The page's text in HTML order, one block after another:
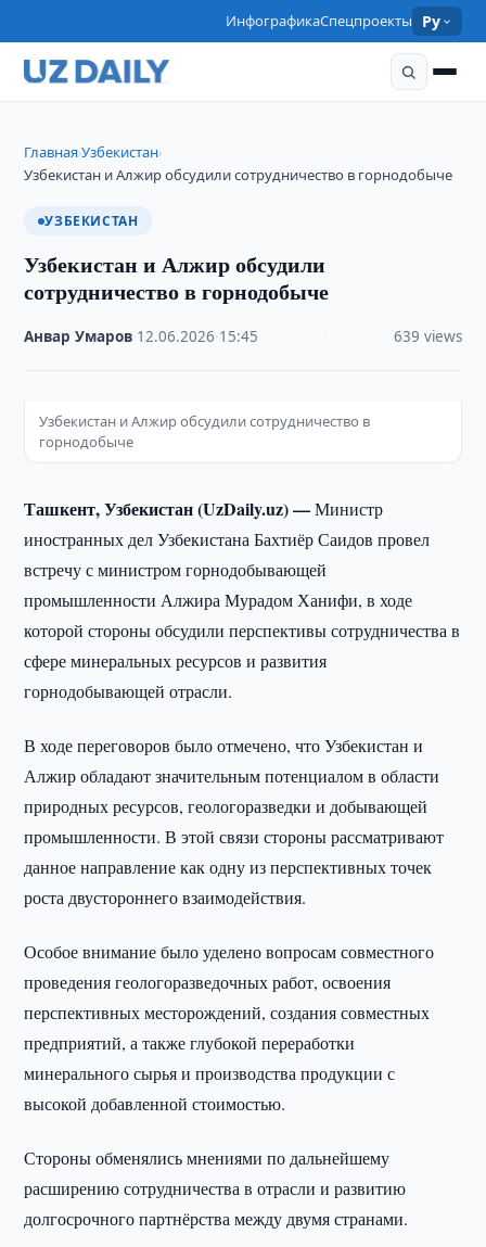
ИнфографикаСпецпроекты Ру
Главная›Узбекистан›
Узбекистан и Алжир обсудили сотрудничество в горнодобыче
УЗБЕКИСТАН
Узбекистан и Алжир обсудили
сотрудничество в горнодобыче
Анвар Умаров 12.06.2026 15:45 639 views
Узбекистан и Алжир обсудили сотрудничество в
горнодобыче
Ташкент, Узбекистан (UzDaily.uz) —Министр
иностранных дел Узбекистана Бахтиёр Саидов провел
встречу с министром горнодобывающей
промышленности Алжира Мурадом Ханифи, в ходе
которой стороны обсудили перспективы сотрудничества в
сфере минеральных ресурсов и развития
горнодобывающей отрасли.
В ходе переговоров было отмечено, что Узбекистан и
Алжир обладают значительным потенциалом в области
природных ресурсов, геологоразведки и добывающей
промышленности. В этой связи стороны рассматривают
данное направление как одну из перспективных точек
роста двустороннего взаимодействия.
Особое внимание было уделено вопросам совместного
проведения геологоразведочных работ, освоения
перспективных месторождений, создания совместных
предприятий, а также глубокой переработки
минерального сырья и производства продукции с
высокой добавленной стоимостью.
Стороны обменялись мнениями по дальнейшему
расширению сотрудничества в отрасли и развитию
долгосрочного партнёрства между двумя странами.